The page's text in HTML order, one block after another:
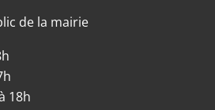
de la mairie
18h